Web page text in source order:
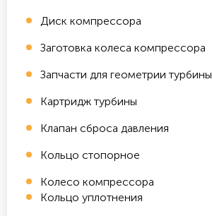
Диск компрессора
Заготовка колеса компрессора
Запчасти для геометрии турбины
Картридж турбины
Клапан сброса давления
Кольцо стопорное
Колесо компрессора
Кольцо уплотнения